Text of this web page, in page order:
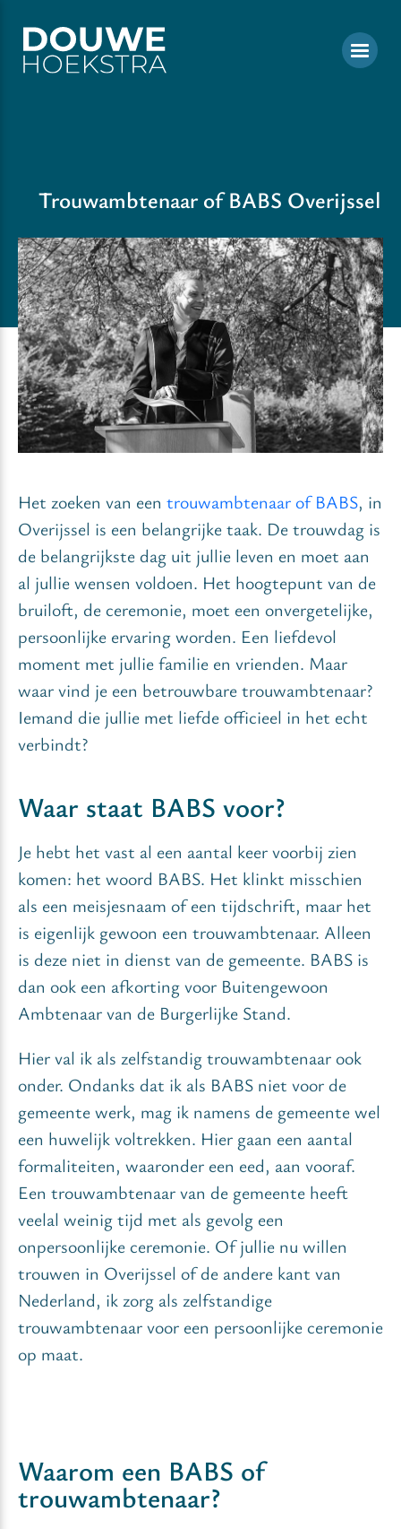
Trouwambtenaar of BABS Overijssel
Het zoeken van een trouwambtenaar of BABS, in
Overijssel is een belangrijke taak. De trouwdag is
de belangrijkste dag uit jullie leven en moet aan
al jullie wensen voldoen. Het hoogtepunt van de
bruiloft, de ceremonie, moet een onvergetelijke,
persoonlijke ervaring worden. Een liefdevol
moment met jullie familie en vrienden. Maar
waar vind je een betrouwbare trouwambtenaar?
Iemand die jullie met liefde officieel in het echt
verbindt?
Waar staat BABS voor?
Je hebt het vast al een aantal keer voorbij zien
komen: het woord BABS. Het klinkt misschien
als een meisjesnaam of een tijdschrift, maar het
is eigenlijk gewoon een trouwambtenaar. Alleen
is deze niet in dienst van de gemeente. BABS is
dan ook een afkorting voor Buitengewoon
Ambtenaar van de Burgerlijke Stand.
Hier val ik als zelfstandig trouwambtenaar ook
onder. Ondanks dat ik als BABS niet voor de
gemeente werk, mag ik namens de gemeente wel
een huwelijk voltrekken. Hier gaan een aantal
formaliteiten, waaronder een eed, aan vooraf.
Een trouwambtenaar van de gemeente heeft
veelal weinig tijd met als gevolg een
onpersoonlijke ceremonie. Of jullie nu willen
trouwen in Overijssel of de andere kant van
Nederland, ik zorg als zelfstandige
trouwambtenaar voor een persoonlijke ceremonie
op maat.
Waarom een BABS of
trouwambtenaar?